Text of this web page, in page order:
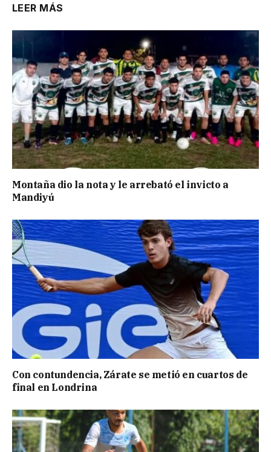
LEER MÁS
Montaña dio la nota y le arrebató el invicto a
Mandiyú
Con contundencia, Zárate se metió en cuartos de
final en Londrina